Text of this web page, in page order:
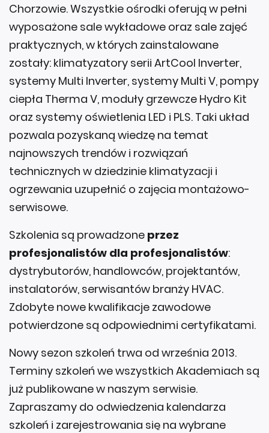
Chorzowie. Wszystkie ośrodki oferują w pełni
wyposażone sale wykładowe oraz sale zajęć
praktycznych, w których zainstalowane
zostały: klimatyzatory serii ArtCool Inverter,
systemy Multi Inverter, systemy Multi V, pompy
ciepła Therma V, moduły grzewcze Hydro Kit
oraz systemy oświetlenia LED i PLS. Taki układ
pozwala pozyskaną wiedzę na temat
najnowszych trendów i rozwiązań
technicznych w dziedzinie klimatyzacji i
ogrzewania uzupełnić o zajęcia montażowo-
serwisowe.
Szkolenia są prowadzone przez
profesjonalistów dla profesjonalistów:
dystrybutorów, handlowców, projektantów,
instalatorów, serwisantów branży HVAC.
Zdobyte nowe kwalifikacje zawodowe
potwierdzone są odpowiednimi certyfikatami.
Nowy sezon szkoleń trwa od września 2013.
Terminy szkoleń we wszystkich Akademiach są
już publikowane w naszym serwisie.
Zapraszamy do odwiedzenia kalendarza
szkoleń i zarejestrowania się na wybrane